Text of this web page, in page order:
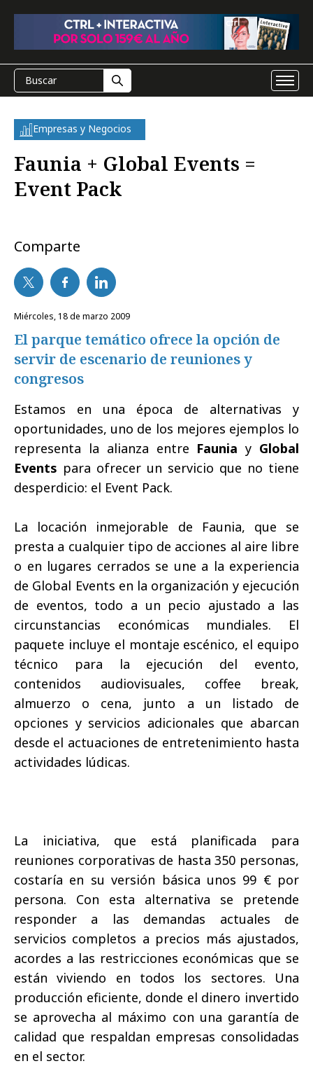
Empresas y Negocios
Faunia + Global Events =
Event Pack
Comparte
miércoles, 18 de marzo 2009
El parque temático ofrece la opción de
servir de escenario de reuniones y
congresos
Estamos en una época de alternativas y
oportunidades, uno de los mejores ejemplos lo
representa la alianza entre Faunia y Global
Events para ofrecer un servicio que no tiene
desperdicio: el Event Pack.
La locación inmejorable de Faunia, que se
presta a cualquier tipo de acciones al aire libre
o en lugares cerrados se une a la experiencia
de Global Events en la organización y ejecución
de eventos, todo a un pecio ajustado a las
circunstancias económicas mundiales. El
paquete incluye el montaje escénico, el equipo
técnico para la ejecución del evento,
contenidos audiovisuales, coffee break,
almuerzo o cena, junto a un listado de
opciones y servicios adicionales que abarcan
desde el actuaciones de entretenimiento hasta
actividades lúdicas.
La iniciativa, que está planificada para
reuniones corporativas de hasta 350 personas,
costaría en su versión básica unos 99 € por
persona. Con esta alternativa se pretende
responder a las demandas actuales de
servicios completos a precios más ajustados,
acordes a las restricciones económicas que se
están viviendo en todos los sectores. Una
producción eficiente, donde el dinero invertido
se aprovecha al máximo con una garantía de
calidad que respaldan empresas consolidadas
en el sector.